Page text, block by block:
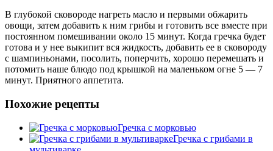
В глубокой сковороде нагреть масло и первыми обжарить
овощи, затем добавить к ним грибы и готовить все вместе при
постоянном помешивании около 15 минут. Когда гречка будет
готова и у нее выкипит вся жидкость, добавить ее в сковороду
с шампиньонами, посолить, поперчить, хорошо перемешать и
потомить наше блюдо под крышкой на маленьком огне 5 — 7
минут. Приятного аппетита.
Похожие рецепты
Гречка с морковью
Гречка с грибами в